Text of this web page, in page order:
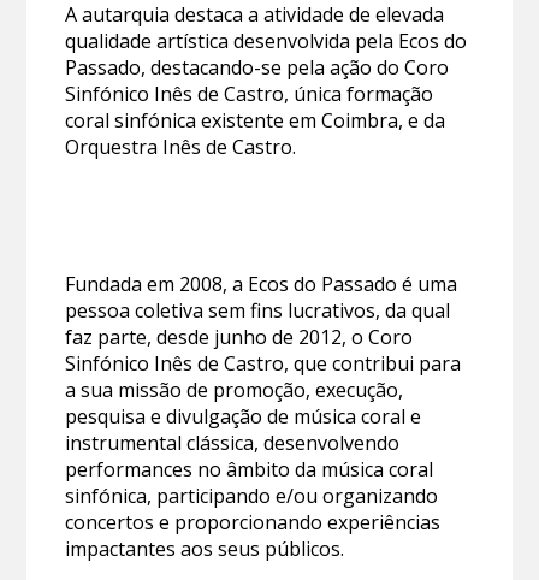
A autarquia destaca a atividade de elevada
qualidade artística desenvolvida pela Ecos do
Passado, destacando-se pela ação do Coro
Sinfónico Inês de Castro, única formação
coral sinfónica existente em Coimbra, e da
Orquestra Inês de Castro.
Fundada em 2008, a Ecos do Passado é uma
pessoa coletiva sem fins lucrativos, da qual
faz parte, desde junho de 2012, o Coro
Sinfónico Inês de Castro, que contribui para
a sua missão de promoção, execução,
pesquisa e divulgação de música coral e
instrumental clássica, desenvolvendo
performances no âmbito da música coral
sinfónica, participando e/ou organizando
concertos e proporcionando experiências
impactantes aos seus públicos.